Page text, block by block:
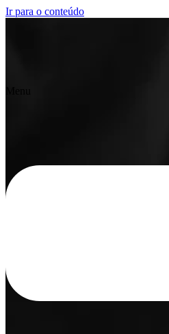
Ir para o conteúdo